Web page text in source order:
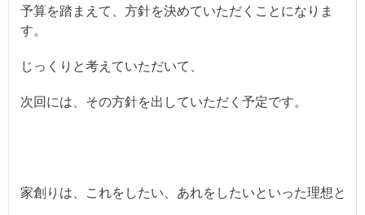
予算を踏まえて、方針を決めていただくことになりま
す。
じっくりと考えていただいて、
次回には、その方針を出していただく予定です。
家創りは、これをしたい、あれをしたいといった理想と